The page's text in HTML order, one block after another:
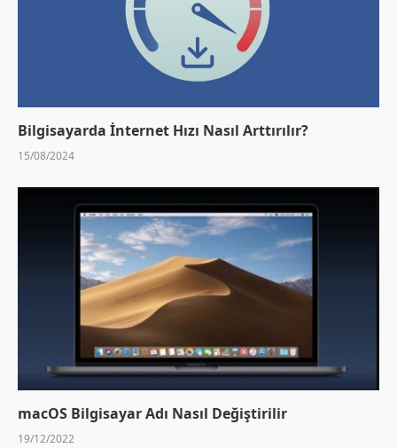
Bilgisayarda İnternet Hızı Nasıl Arttırılır?
15/08/2024
macOS Bilgisayar Adı Nasıl Değiştirilir
19/12/2022